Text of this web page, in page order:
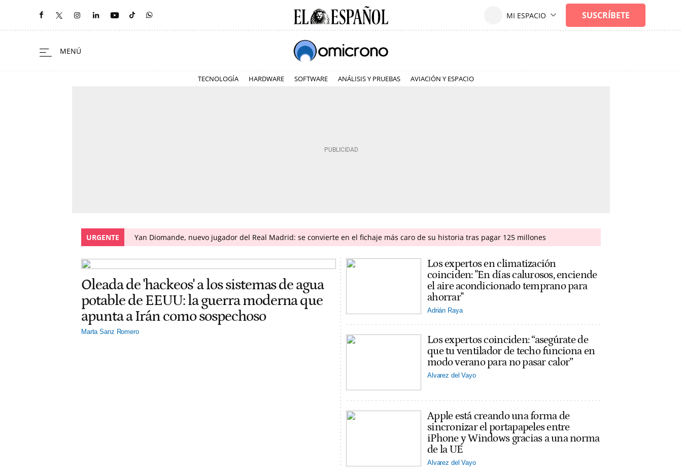
TECNOLOGÍA HARDWARE SOFTWARE ANÁLISIS Y PRUEBAS AVIACIÓN Y ESPACIO
URGENTE Yan Diomande, nuevo jugador del Real Madrid: se convierte en el fichaje más caro de su historia tras pagar 125 millones
Oleada de 'hackeos' a los sistemas de agua
potable de EEUU: la guerra moderna que
apunta a Irán como sospechoso
Marta Sanz Romero
Los expertos en climatización
coinciden: "En días calurosos, enciende
el aire acondicionado temprano para
ahorrar"
Adrián Raya
Los expertos coinciden: “asegúrate de
que tu ventilador de techo funciona en
modo verano para no pasar calor”
Alvarez del Vayo
Apple está creando una forma de
sincronizar el portapapeles entre
iPhone y Windows gracias a una norma
de la UE
Alvarez del Vayo